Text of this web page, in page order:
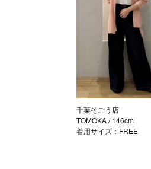
千葉そごう店
TOMOKA/ 146cm
着用サイズ：FREE